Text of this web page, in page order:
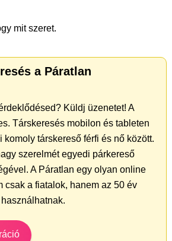
mit szeret.
a Páratlan
Küldj üzenetet! A
Társkeresés mobilon és tableten
komoly társkereső férfi és nő között.
szerelmét egyedi párkereső
A Páratlan egy olyan online
csak a fiatalok, hanem az 50 év